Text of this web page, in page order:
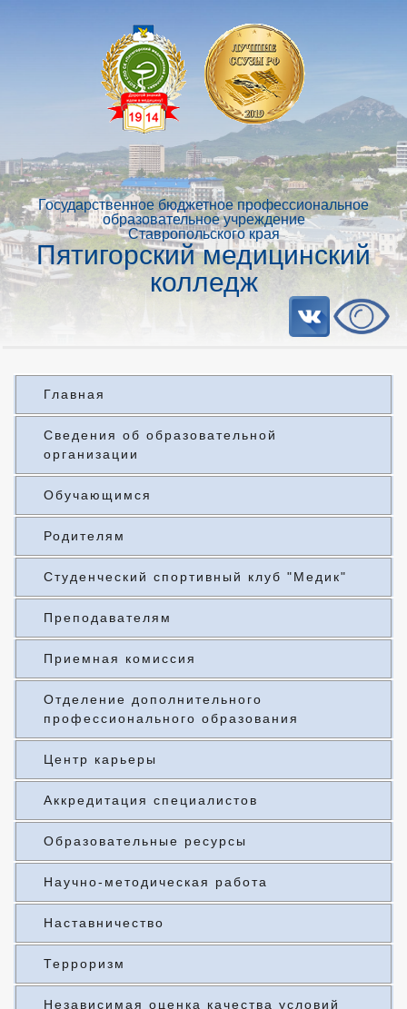
Государственное бюджетное профессиональное
образовательное учреждение
Ставропольского края
Пятигорский медицинский
колледж
Главная
Сведения об образовательной
организации
Обучающимся
Родителям
Студенческий спортивный клуб "Медик"
Преподавателям
Приемная комиссия
Отделение дополнительного
профессионального образования
Центр карьеры
Аккредитация специалистов
Образовательные ресурсы
Научно-методическая работа
Наставничество
Терроризм
Независимая оценка качества условий